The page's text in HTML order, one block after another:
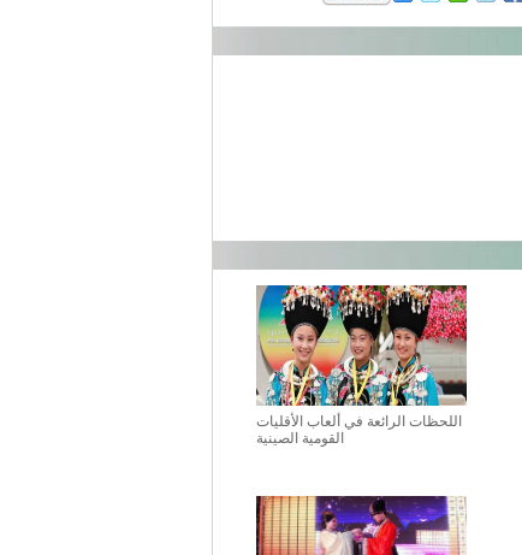
اللحظات الرائعة في ألعاب الأقليات
القومية الصينية